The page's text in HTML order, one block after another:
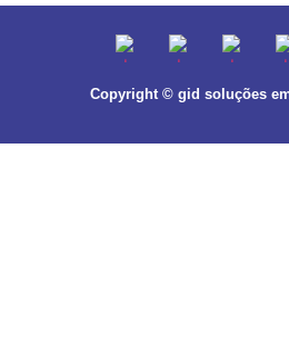
Copyright © gid soluções